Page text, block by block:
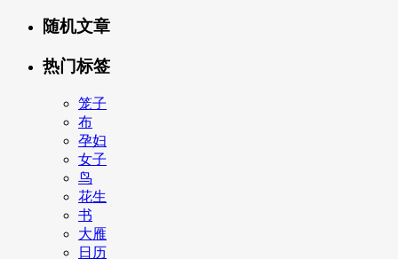
随机文章
热门标签
笼子
布
孕妇
女子
鸟
花生
书
大雁
日历